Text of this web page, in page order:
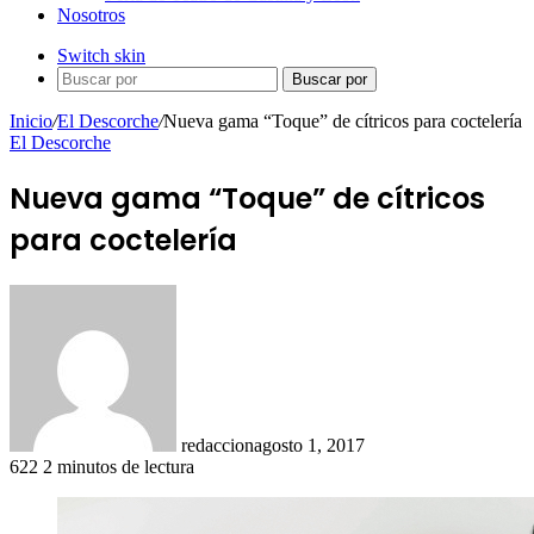
Nosotros
Switch skin
Buscar por
Inicio/El Descorche/Nueva gama “Toque” de cítricos para coctelería
El Descorche
Nueva gama “Toque” de cítricos
para coctelería
redaccionagosto 1, 2017
622 2 minutos de lectura